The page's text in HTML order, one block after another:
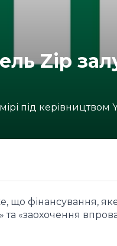
Zip
під керівництвом
фінансування,
«заохочення